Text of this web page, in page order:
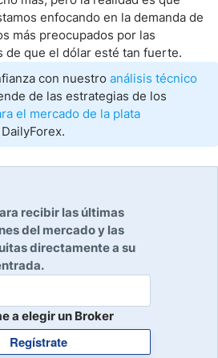
enfocando en la demanda de
más preocupados por las
de que el dólar esté tan fuerte.
con nuestro análisis técnico
de las estrategias de los
el mercado de la plata
recibir las últimas
del mercado y las
directamente a su
a elegir un Broker
Regístrate